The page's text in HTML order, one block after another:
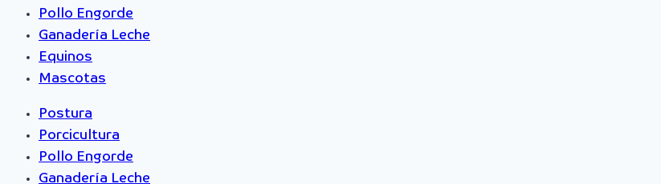
Pollo Engorde
Ganadería Leche
Equinos
Mascotas
Postura
Porcicultura
Pollo Engorde
Ganadería Leche